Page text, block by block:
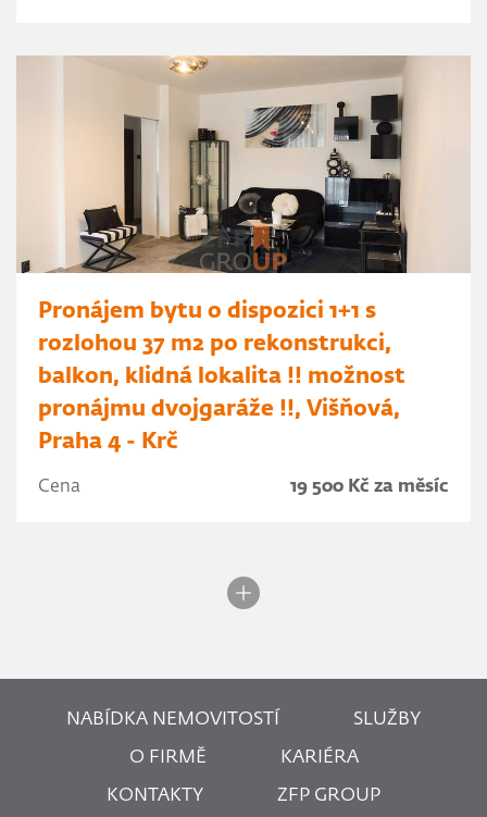
Pronájem bytu o dispozici 1+1 s
rozlohou 37 m2 po rekonstrukci,
balkon, klidná lokalita !! možnost
pronájmu dvojgaráže !!, Višňová,
Praha 4 - Krč
Cena 19 500 Kč za měsíc
NABÍDKA NEMOVITOSTÍ SLUŽBY
O FIRMĚ KARIÉRA
KONTAKTY ZFP GROUP